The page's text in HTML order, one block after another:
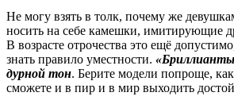
Не могу взять в толк, почему же
носить на себе камешки, имитирующие
В возрасте отрочества это ещё
знать правило уместности.
дурной тон. Берите модели попроще,
сможете и в пир и в мир выходить